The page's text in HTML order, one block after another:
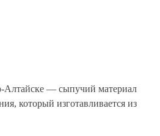
Алтайске — сыпучий материал
который изготавливается из